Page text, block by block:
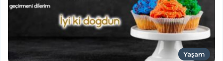
Yaşam